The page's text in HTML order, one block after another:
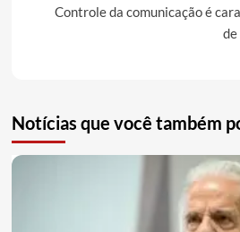
Controle da comunicação é
Notícias que você também